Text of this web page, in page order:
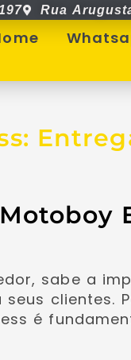
Rua
sabe a
clientes.
é